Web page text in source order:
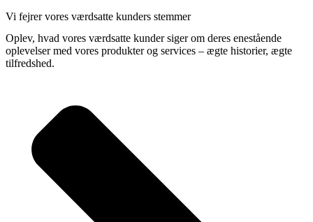
Vi fejrer vores værdsatte kunders stemmer
Oplev, hvad vores værdsatte kunder siger om deres enestående
oplevelser med vores produkter og services – ægte historier, ægte
tilfredshed.